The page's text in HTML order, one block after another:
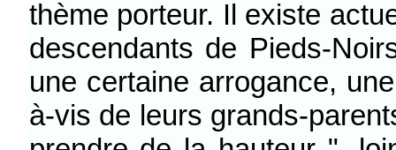
thème porteur. Il existe
descendants de Pieds-
une certaine arrogance,
à-vis de leurs grands-